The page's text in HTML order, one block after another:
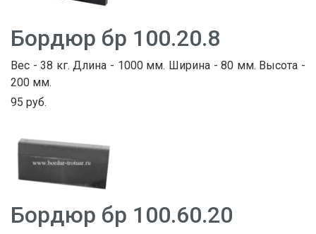
Бордюр бр 100.20.8
Вес - 38 кг. Длина - 1000 мм. Ширина - 80 мм. Высота -
200 мм.
95 руб.
Бордюр бр 100.60.20